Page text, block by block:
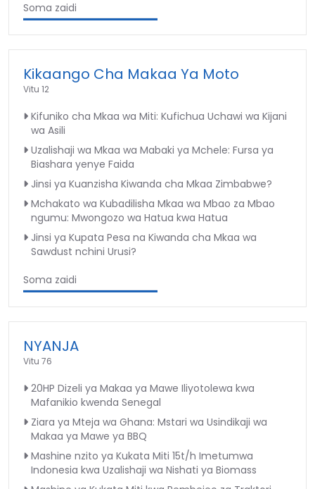
Soma zaidi
Kikaango Cha Makaa Ya Moto
Vitu 12
Kifuniko cha Mkaa wa Miti: Kufichua Uchawi wa Kijani
wa Asili
Uzalishaji wa Mkaa wa Mabaki ya Mchele: Fursa ya
Biashara yenye Faida
Jinsi ya Kuanzisha Kiwanda cha Mkaa Zimbabwe?
Mchakato wa Kubadilisha Mkaa wa Mbao za Mbao
ngumu: Mwongozo wa Hatua kwa Hatua
Jinsi ya Kupata Pesa na Kiwanda cha Mkaa wa
Sawdust nchini Urusi?
Soma zaidi
NYANJA
Vitu 76
20HP Dizeli ya Makaa ya Mawe Iliyotolewa kwa
Mafanikio kwenda Senegal
Ziara ya Mteja wa Ghana: Mstari wa Usindikaji wa
Makaa ya Mawe ya BBQ
Mashine nzito ya Kukata Miti 15t/h Imetumwa
Indonesia kwa Uzalishaji wa Nishati ya Biomass